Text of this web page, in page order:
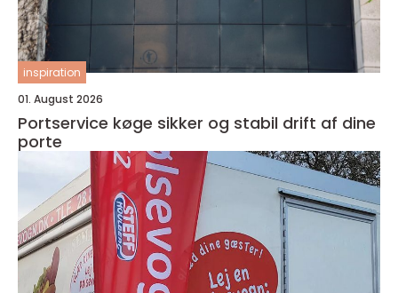
inspiration
01. August 2026
Portservice køge sikker og stabil drift af dine
porte